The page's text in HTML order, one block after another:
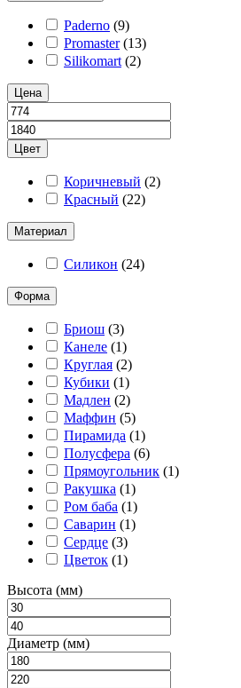
Paderno (9)
Promaster (13)
Silikomart (2)
Цена
Цвет
Коричневый (2)
Красный (22)
Материал
Силикон (24)
Форма
Бриош (3)
Канеле (1)
Круглая (2)
Кубики (1)
Мадлен (2)
Маффин (5)
Пирамида (1)
Полусфера (6)
Прямоугольник (1)
Ракушка (1)
Ром баба (1)
Саварин (1)
Сердце (3)
Цветок (1)
Высота (мм)
Диаметр (мм)